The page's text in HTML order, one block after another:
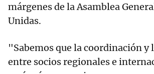
márgenes de la Asamblea
Unidas.
"Sabemos que la coordinación y
entre socios regionales e